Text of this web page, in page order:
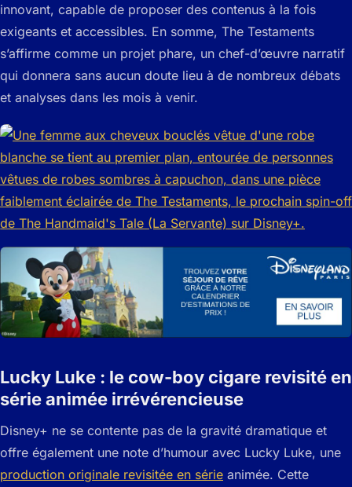
innovant, capable de proposer des contenus à la fois
exigeants et accessibles. En somme, The Testaments
s’affirme comme un projet phare, un chef-d’œuvre narratif
qui donnera sans aucun doute lieu à de nombreux débats
et analyses dans les mois à venir.
Lucky Luke : le cow-boy cigare revisité en
série animée irrévérencieuse
Disney+ ne se contente pas de la gravité dramatique et
offre également une note d’humour avec Lucky Luke, une
production originale revisitée en série animée. Cette